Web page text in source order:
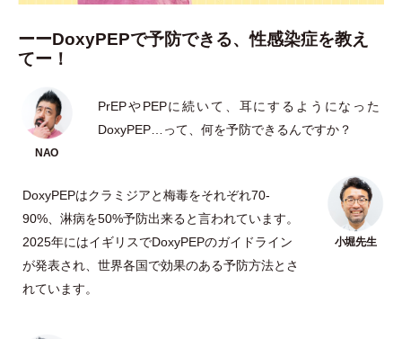
ーーDoxyPEPで予防できる、性感染症を教え
てー！
PrEPやPEPに続いて、耳にするようになった
DoxyPEP…って、何を予防できるんですか？
DoxyPEPはクラミジアと梅毒をそれぞれ70-
90%、淋病を50%予防出来ると言われています。
2025年にはイギリスでDoxyPEPのガイドライン
が発表され、世界各国で効果のある予防方法とさ
れています。